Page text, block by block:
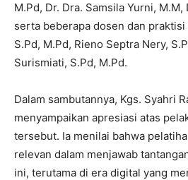
M.Pd, Dr. Dra. Samsila Yurni, M.M,
serta beberapa dosen dan
S.Pd, M.Pd, Rieno Septra Nery,
Surismiati, S.Pd, M.Pd.
Dalam sambutannya, Kgs. Syahri
menyampaikan apresiasi atas
tersebut. Ia menilai bahwa
relevan dalam menjawab
ini, terutama di era digital yang